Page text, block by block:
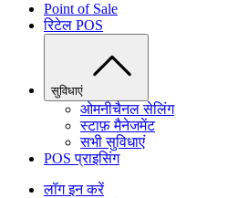
Point of Sale
रिटेल POS
सुविधाएं
ओमनीचैनल सेलिंग
स्टाफ़ मैनेजमेंट
सभी सुविधाएं
POS प्राइसिंग
लॉग इन करें